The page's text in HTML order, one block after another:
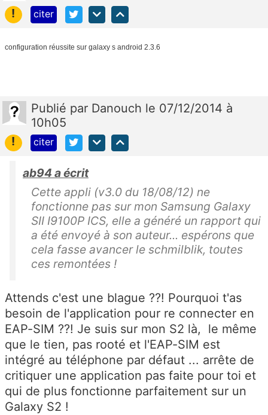
!
citer
configuration réussite sur galaxy s android 2.3.6
Publié par Danouch le 07/12/2014 à
10h05
!
citer
ab94 a écrit
Cette appli (v3.0 du 18/08/12) ne
fonctionne pas sur mon Samsung Galaxy
SII I9100P ICS, elle a généré un rapport qui
a été envoyé à son auteur... espérons que
cela fasse avancer le schmilblik, toutes
ces remontées !
Attends c'est une blague ??! Pourquoi t'as
besoin de l'application pour re connecter en
EAP-SIM ??! Je suis sur mon S2 là, le même
que le tien, pas rooté et l'EAP-SIM est
intégré au téléphone par défaut ... arrête de
critiquer une application pas faite pour toi et
qui de plus fonctionne parfaitement sur un
Galaxy S2 !